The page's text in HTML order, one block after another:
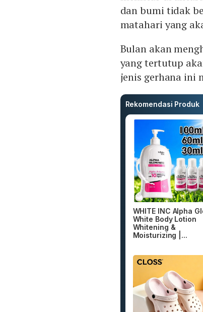
dan bumi tidak
matahari yang
Bulan akan
yang tertutup
jenis gerhana ini
Rekomendasi Produk
WHITE INC Alpha
White Body Lotion
Whitening &
Moisturizing |...